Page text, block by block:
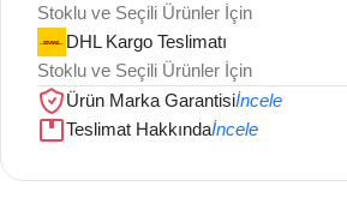
Stoklu ve Seçili Ürünler İçin
DHL Kargo Teslimatı
Stoklu ve Seçili Ürünler İçin
Ürün Marka Garantisiİncele
Teslimat Hakkındaİncele